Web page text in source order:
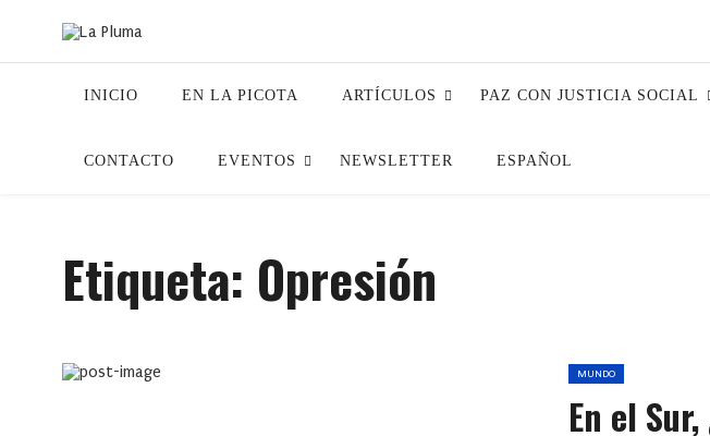
INICIO EN LA PICOTA ARTÍCULOS PAZ CON JUSTICIA SOCIAL
CONTACTO EVENTOS NEWSLETTER ESPAÑOL
Etiqueta: Opresión
MUNDO
En el